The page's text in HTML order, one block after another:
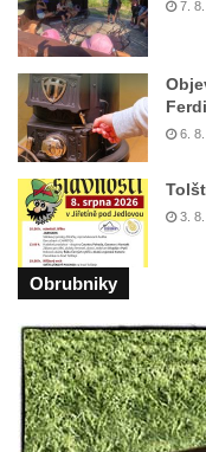
7.
6.
3.
Obrubniky